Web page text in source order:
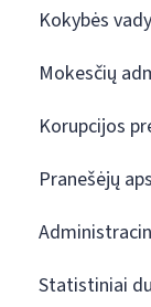
Kokybės
Mokesčių
Korupcijos
Pranešėjų
Statistiniai